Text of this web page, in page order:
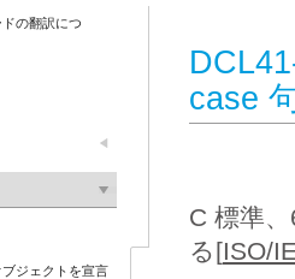
case
C 標準
る[ISO/
の翻訳につ
ジェクトを宣言